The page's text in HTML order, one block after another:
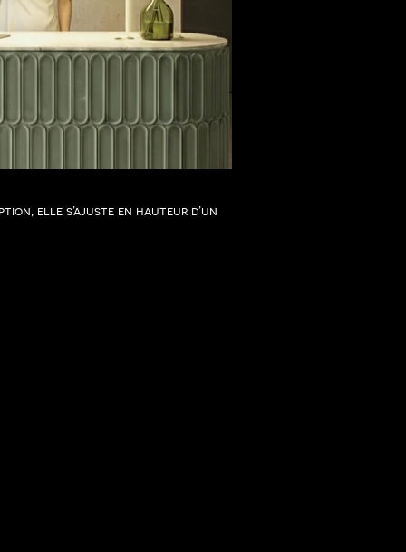
elle s’ajuste en hauteur d’un